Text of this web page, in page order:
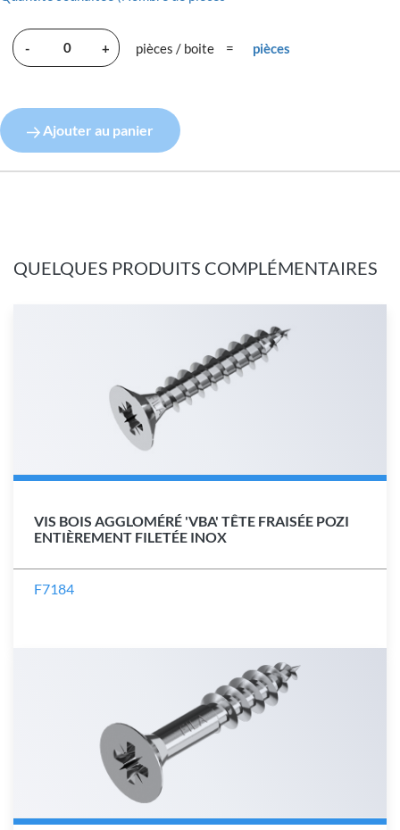
- + pièces / boite = pièces
Ajouter au panier
QUELQUES PRODUITS COMPLÉMENTAIRES
VIS BOIS AGGLOMÉRÉ 'VBA' TÊTE FRAISÉE POZI
ENTIÈREMENT FILETÉE INOX
F7184